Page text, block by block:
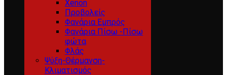
Xenon
Προβολείς
Φανάρια Εμπρός
Φανάρια Πίσω -Πίσω
φώτα
Φλάς
Ψύξη-Θέρμανση-
Κλιματισμός